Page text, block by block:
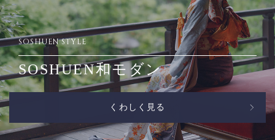
SOSHUEN STYLE
SOSHUEN和モダン
くわしく見る